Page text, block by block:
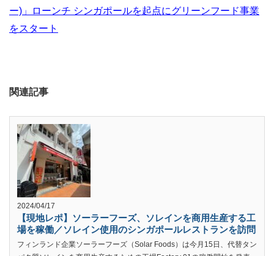
ー)」ローンチ シンガポールを起点にグリーンフード事業
をスタート
関連記事
2024/04/17
【現地レポ】ソーラーフーズ、ソレインを商用生産する工
場を稼働／ソレイン使用のシンガポールレストランを訪問
フィンランド企業ソーラーフーズ（Solar Foods）は今月15日、代替タン